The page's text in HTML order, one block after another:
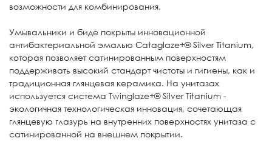
возможности для комбинирования.
Умывальники и биде покрыты инновационной
антибактериальной эмалью Cataglaze+® Silver Titanium,
которая позволяет сатинированным поверхностям
поддерживать высокий стандарт чистоты и гигиены, как и
традиционная глянцевая керамика. На унитазах
используется система Twinglaze+® Silver Titanium -
экологичная технологическая инновация, сочетающая
глянцевую глазурь на внутренних поверхностях унитаза с
сатинированной на внешнем покрытии.